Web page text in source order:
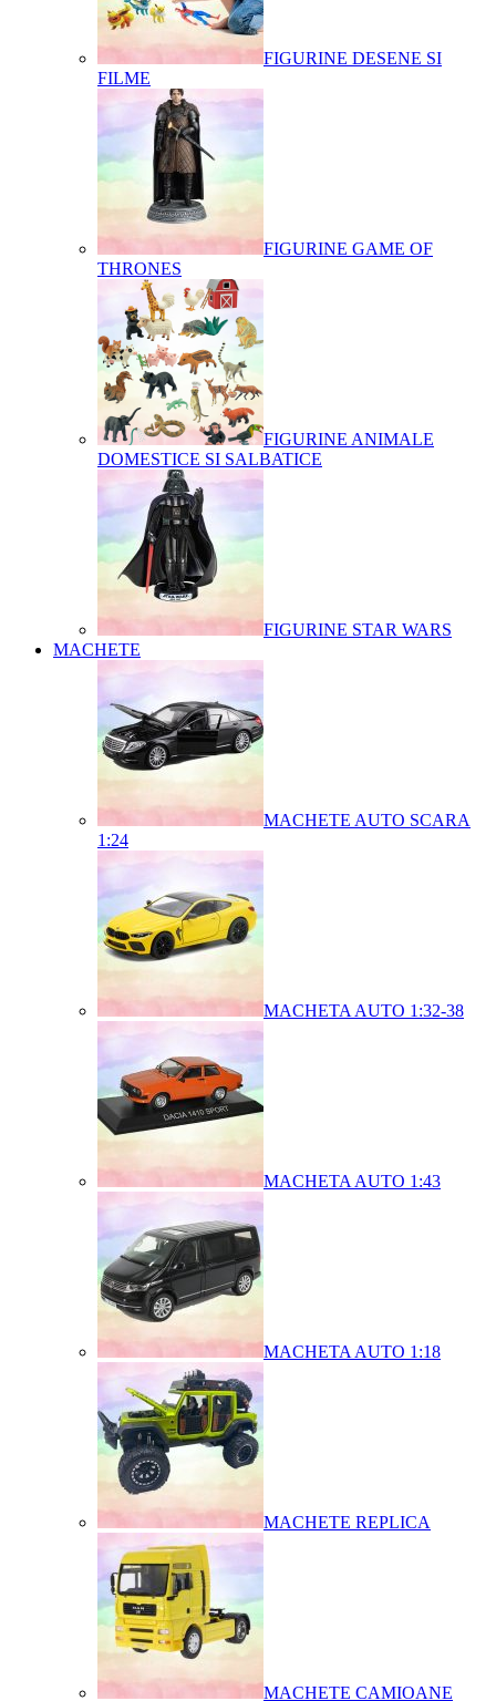
FIGURINE DESENE SI
FILME
FIGURINE GAME OF
THRONES
FIGURINE ANIMALE
DOMESTICE SI SALBATICE
FIGURINE STAR WARS
MACHETE
MACHETE AUTO SCARA
1:24
MACHETA AUTO 1:32-38
MACHETA AUTO 1:43
MACHETA AUTO 1:18
MACHETE REPLICA
MACHETE CAMIOANE